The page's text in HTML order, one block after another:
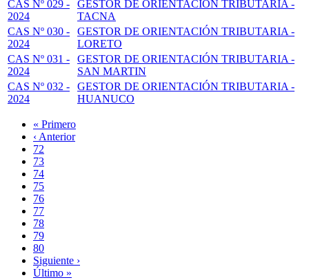
CAS Nº 029 -
2024
GESTOR DE ORIENTACIÓN TRIBUTARIA -
TACNA
CAS Nº 030 -
2024
GESTOR DE ORIENTACIÓN TRIBUTARIA -
LORETO
CAS Nº 031 -
2024
GESTOR DE ORIENTACIÓN TRIBUTARIA -
SAN MARTIN
CAS Nº 032 -
2024
GESTOR DE ORIENTACIÓN TRIBUTARIA -
HUANUCO
Paginación
Primera
página
« Primero
Página
anterior
‹ Anterior
Page
72
Page
73
Page
74
Page
75
Página
actual
76
Page
77
Page
78
Page
79
Page
80
Siguiente
página
Siguiente ›
Última
Último »